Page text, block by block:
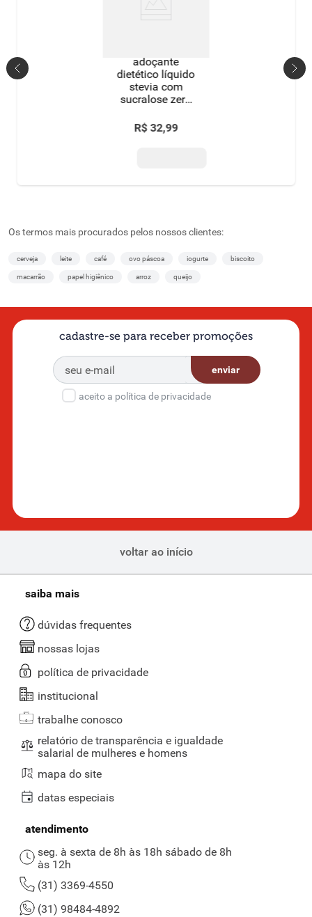
adoçante
dietético líquido
stevia com
sucralose zero
2 unidades de
80ml cada grátis
R$ 32,99
Os termos mais procurados pelos nossos clientes:
cerveja leite café ovo páscoa iogurte biscoito
macarrão papel higiênico arroz queijo
cadastre-se para receber promoções
enviar
aceito a política de privacidade
voltar ao início
saiba mais
dúvidas frequentes
nossas lojas
política de privacidade
institucional
trabalhe conosco
relatório de transparência e igualdade
salarial de mulheres e homens
mapa do site
datas especiais
atendimento
seg. à sexta de 8h às 18h sábado de 8h
às 12h
(31) 3369-4550
(31) 98484-4892